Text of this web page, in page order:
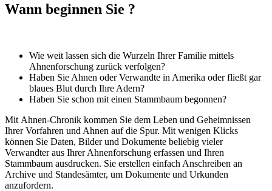
Wann beginnen Sie ?
Wie weit lassen sich die Wurzeln Ihrer Familie mittels
Ahnenforschung zurück verfolgen?
Haben Sie Ahnen oder Verwandte in Amerika oder fließt gar
blaues Blut durch Ihre Adern?
Haben Sie schon mit einen Stammbaum begonnen?
Mit Ahnen-Chronik kommen Sie dem Leben und Geheimnissen
Ihrer Vorfahren und Ahnen auf die Spur. Mit wenigen Klicks
können Sie Daten, Bilder und Dokumente beliebig vieler
Verwandter aus Ihrer Ahnenforschung erfassen und Ihren
Stammbaum ausdrucken. Sie erstellen einfach Anschreiben an
Archive und Standesämter, um Dokumente und Urkunden
anzufordern.